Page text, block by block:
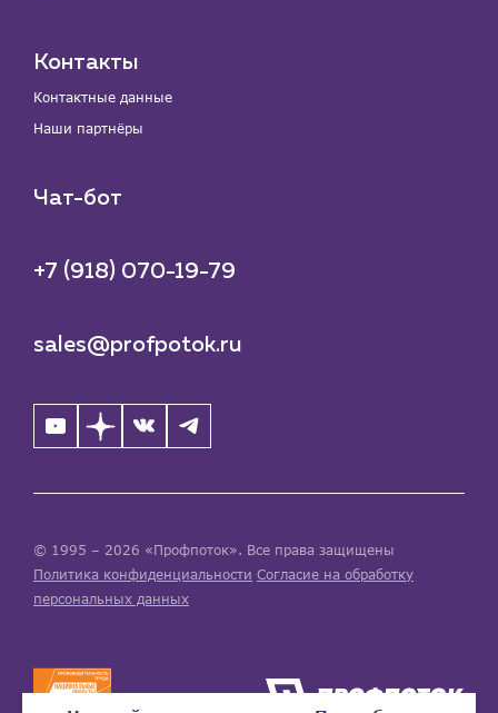
Контакты
Контактные данные
Наши партнёры
Чат-бот
+7 (918) 070-19-79
sales@profpotok.ru
© 1995 – 2026 «Профпоток». Все права защищены
Политика конфиденциальности Согласие на обработку
персональных данных